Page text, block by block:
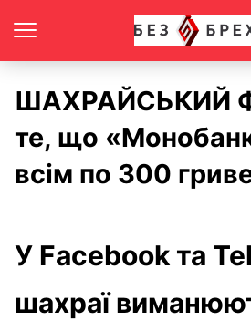
ШАХРАЙСЬКИЙ
те, що
всім по 300
У Facebook та
шахраї